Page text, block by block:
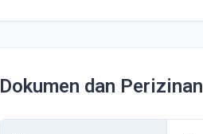
Dokumen dan Perizinan